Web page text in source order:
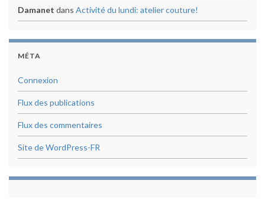
Damanet dans Activité du lundi: atelier couture!
MÉTA
Connexion
Flux des publications
Flux des commentaires
Site de WordPress-FR